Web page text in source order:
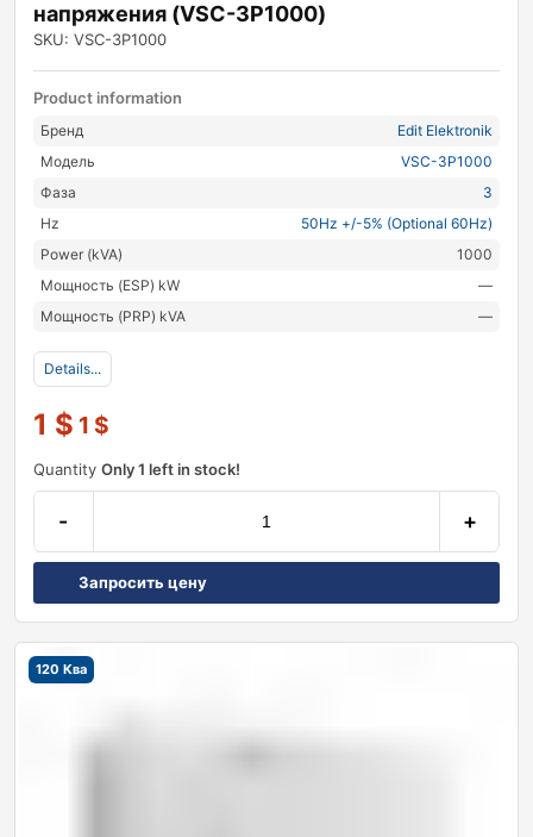
напряжения (VSC-3P1000)
SKU: VSC-3P1000
Product information
Бренд
Edit Elektronik
Модель
VSC-3P1000
Фаза
3
Hz
50Hz +/-5% (Optional 60Hz)
Power (kVA)
1000
Мощность (ESP) kW
—
Мощность (PRP) kVA
—
Details...
1 $ 1 $
Quantity Only 1 left in stock!
- +
Запросить цену
120 Ква